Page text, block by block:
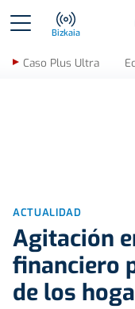
Bizkaia
Caso Plus Ultra
ACTUALIDAD
Agitación
financiero
de los